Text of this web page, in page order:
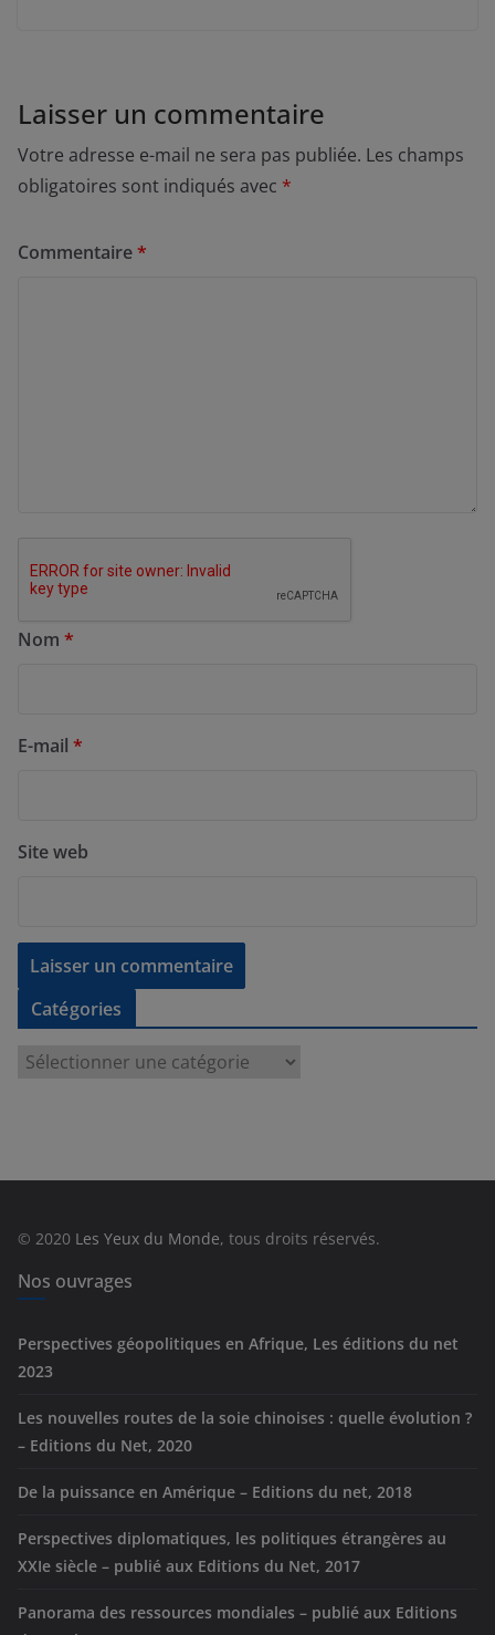
Laisser un commentaire
Votre adresse e-mail ne sera pas publiée. Les champs
obligatoires sont indiqués avec *
Commentaire*
Nom *
E-mail *
Site web
Catégories
e
s
© 2020 Les Yeux du Monde, tous droits réservés.
Nos ouvrages
Perspectives géopolitiques en Afrique, Les éditions du net
2023
Les nouvelles routes de la soie chinoises : quelle évolution ?
– Editions du Net, 2020
De la puissance en Amérique – Editions du net, 2018
Perspectives diplomatiques, les politiques étrangères au
XXIe siècle – publié aux Editions du Net, 2017
Panorama des ressources mondiales – publié aux Editions